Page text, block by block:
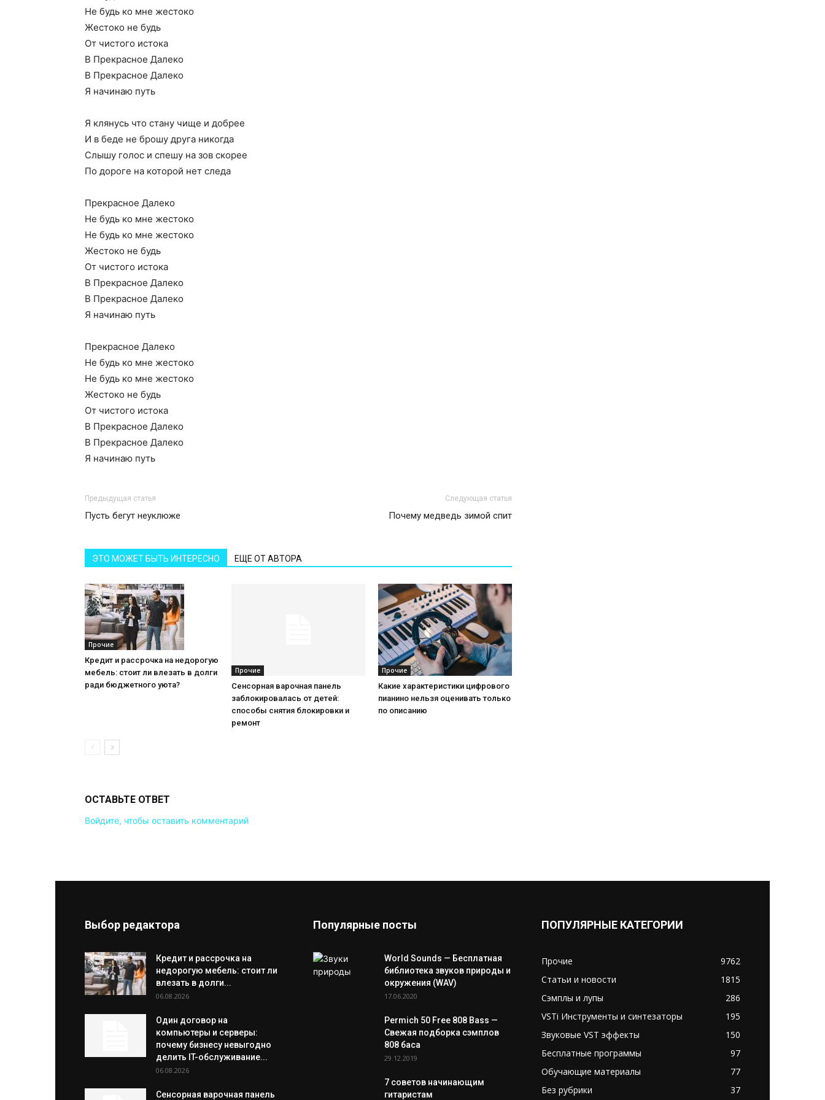
Не будь ко мне жестоко
Жестоко не будь
От чистого истока
В Прекрасное Далеко
В Прекрасное Далеко
Я начинаю путь
Я клянусь что стану чище и добрее
И в беде не брошу друга никогда
Слышу голос и спешу на зов скорее
По дороге на которой нет следа
Прекрасное Далеко
Не будь ко мне жестоко
Не будь ко мне жестоко
Жестоко не будь
От чистого истока
В Прекрасное Далеко
В Прекрасное Далеко
Я начинаю путь
Прекрасное Далеко
Не будь ко мне жестоко
Не будь ко мне жестоко
Жестоко не будь
От чистого истока
В Прекрасное Далеко
В Прекрасное Далеко
Я начинаю путь
Предыдущая статья
Пусть бегут неуклюже
Следующая статья
Почему медведь зимой спит
ЭТО МОЖЕТ БЫТЬ ИНТЕРЕСНО ЕЩЕ ОТ АВТОРА
Прочие
Кредит и рассрочка на недорогую
мебель: стоит ли влезать в долги
ради бюджетного уюта?
Прочие
Сенсорная варочная панель
заблокировалась от детей:
способы снятия блокировки и
ремонт
Прочие
Какие характеристики цифрового
пианино нельзя оценивать только
по описанию
ОСТАВЬТЕ ОТВЕТ
Войдите, чтобы оставить комментарий
Выбор редактора
Кредит и рассрочка на
недорогую мебель: стоит ли
влезать в долги...
06.08.2026
Один договор на
компьютеры и серверы:
почему бизнесу невыгодно
делить IT-обслуживание...
06.08.2026
Сенсорная варочная панель
Популярные посты
World Sounds — Бесплатная
библиотека звуков природы и
окружения (WAV)
17.06.2020
Permich 50 Free 808 Bass —
Свежая подборка сэмплов
808 баса
29.12.2019
7 советов начинающим
гитаристам
ПОПУЛЯРНЫЕ КАТЕГОРИИ
Прочие
9762
Статьи и новости
1815
Сэмплы и лупы
286
VSTi Инструменты и синтезаторы
195
Звуковые VST эффекты
150
Бесплатные программы
97
Обучающие материалы
77
Без рубрики
37